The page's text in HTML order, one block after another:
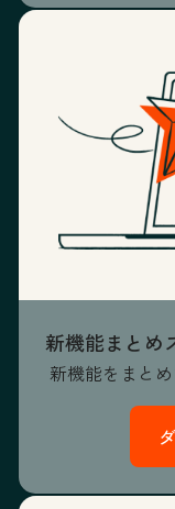
新機能まとめ
新機能をまと